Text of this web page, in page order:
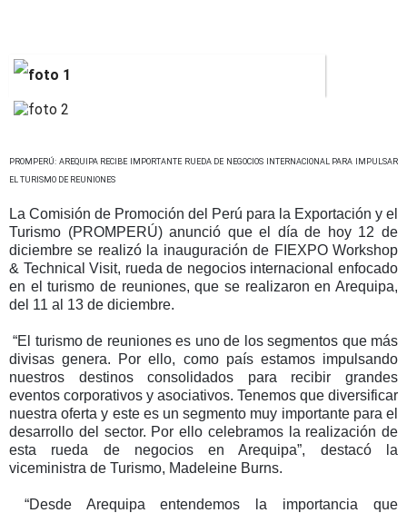
PROMPERÚ: AREQUIPA RECIBE IMPORTANTE RUEDA DE NEGOCIOS INTERNACIONAL PARA IMPULSAR
EL TURISMO DE REUNIONES
La Comisión de Promoción del Perú para la Exportación y el
Turismo (PROMPERÚ) anunció que el día de hoy 12 de
diciembre se realizó la inauguración de FIEXPO Workshop
& Technical Visit, rueda de negocios internacional enfocado
en el turismo de reuniones, que se realizaron en Arequipa,
del 11 al 13 de diciembre.
“El turismo de reuniones es uno de los segmentos que más
divisas genera. Por ello, como país estamos impulsando
nuestros destinos consolidados para recibir grandes
eventos corporativos y asociativos. Tenemos que diversificar
nuestra oferta y este es un segmento muy importante para el
desarrollo del sector. Por ello celebramos la realización de
esta rueda de negocios en Arequipa”, destacó la
viceministra de Turismo, Madeleine Burns.
“Desde Arequipa entendemos la importancia que